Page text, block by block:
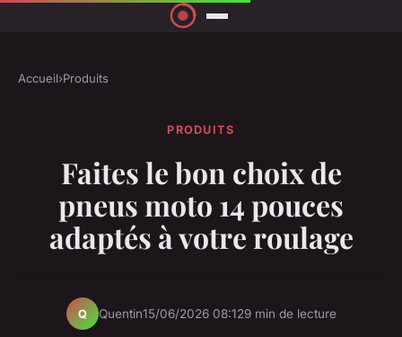
Accueil›Produits
PRODUITS
Faites le bon choix de
pneus moto 14 pouces
adaptés à votre roulage
Q Quentin15/06/2026 08:129 min de lecture